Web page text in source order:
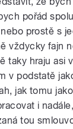
pořád
prostě s
vždycky fajn
taky hraju asi
v podstatě
jak tomu
i
tou